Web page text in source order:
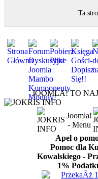
JOOMLA! TO
Joomla!
- Menu
Apel o
Pomoc dla
Kowalskiego -
1%
Ta